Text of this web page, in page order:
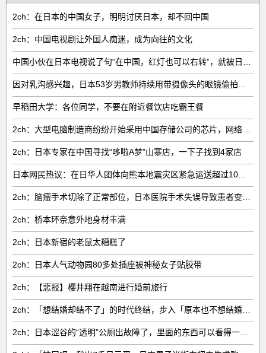
2ch：在日本的中国女子，明明讨厌日本，却不回中国
2ch：中国电视剧让外国人痴迷，成为向往的文化
早稻田大学：各位同学，不要在附近餐饮店吃霸王餐
2ch：日本专家在中国寻找“哆啦A梦”山寨店，一下子找到4家店
2ch：桥本环奈意外地身材丰满
2ch：日本新宿的老鼠太糟糕了
2ch：日本人气动物园80多处插座被神秘女子贴胶带
2ch：【悲报】樱井翔在越南进行婚前旅行